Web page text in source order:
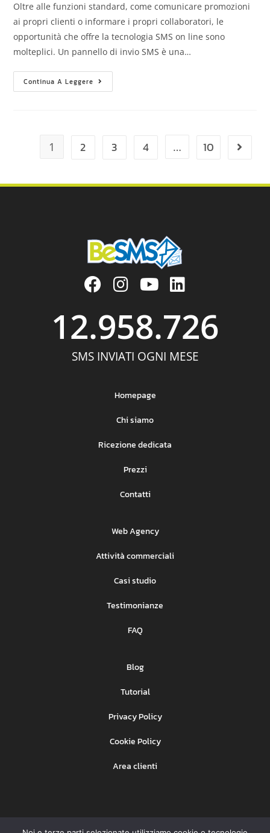
Oltre alle funzioni standard, come comunicare promozioni
ai propri clienti o informare i propri collaboratori, le
opportunità che offre la tecnologia SMS on line sono
molteplici. Un pannello di invio SMS è una…
Continua A Leggere
1 2 3 4 … 10
SMS INVIATI OGNI MESE
12.958.726
Homepage
Chi siamo
Ricezione dedicata
Prezzi
Contatti
Web Agency
Attività commerciali
Casi studio
Testimonianze
FAQ
Blog
Tutorial
Privacy Policy
Cookie Policy
Area clienti